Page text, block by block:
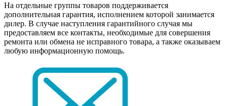
На отдельные группы товаров поддерживается
дополнительная гарантия, исполнением которой занимается
дилер. В случае наступления гарантийного случая мы
предоставляем все контакты, необходимые для совершения
ремонта или обмена не исправного товара, а также оказываем
любую информационную помощь.